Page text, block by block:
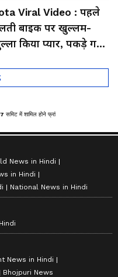
Viral Video : पहले
बाइक पर खुल्लम-
किया प्यार, पकड़े गए
PM MODI G7 SUMMIT : जी7 समिट में शामिल होने फ्रांस के एवियन पहुंचे PM मोदी
News in Hindi
in Hindi
National News in Hindi
News in Hindi
Bhojpuri News